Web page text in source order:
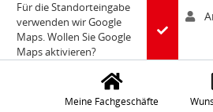
Für die Standorteingabe
verwenden wir Google
Maps. Wollen Sie Google
Maps aktivieren?
Meine Fachgeschäfte